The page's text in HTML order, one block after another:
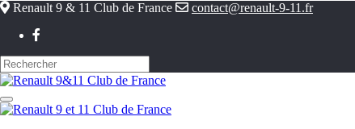
Renault 9 & 11 Club de France
contact@renault-9-11.fr